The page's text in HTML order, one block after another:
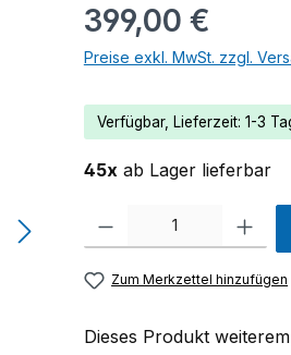
399,00 €
Preise exkl. MwSt. zzgl.
Verfügbar, Lieferzeit: 1-3
45x ab Lager lieferbar
Produkt Anzahl: Gib den
Zum Merkzettel hinzufügen
Dieses Produkt